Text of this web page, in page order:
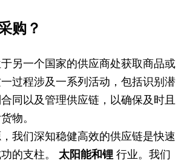
购？
另一个国家的供应商处获取商品或
过程涉及一系列活动，包括识别潜
同以及管理供应链，以确保及时且
物。
我们深知稳健高效的供应链是快速
的支柱。 太阳能和锂 行业。我们